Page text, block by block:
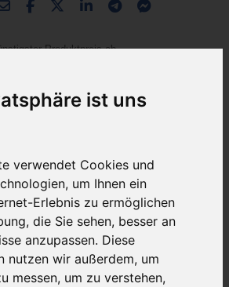
ist uns
verwendet Cookies und
um Ihnen ein
Erlebnis zu ermöglichen
die Sie sehen, besser an
anzupassen. Diese
nutzen wir außerdem, um
messen, um zu verstehen,
Produktpreis ab
€
am Clemenshospital
+ 6,50 € Versandkosten
& inkl. MwSt.
50 %oder 7,08 €
Preis pro 1 ST / 0,35 €
vom 07.08.2026 04:46 Uhr